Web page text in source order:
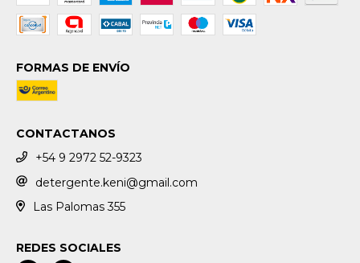
FORMAS DE ENVÍO
CONTACTANOS
+54 9 2972 52-9323
detergente.keni@gmail.com
Las Palomas 355
REDES SOCIALES